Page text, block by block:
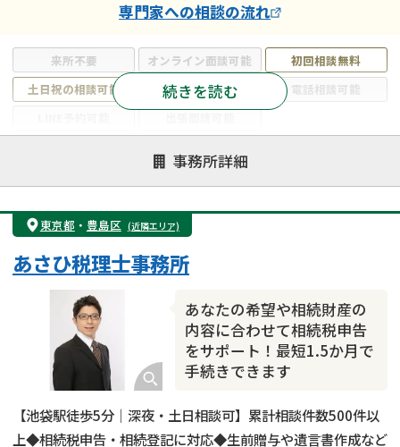
来所不要 オンライン面談可能
初回相談無料
土日祝の相談可能
19時以降電話可能
電話相談可能
遺言書作成・遺言執行
相続放棄
相続登記
遺産分割
遺留分侵害額請求
相続税申告
相続手続き
銀行手続き
成年後見・任意後見
贈与税
相続人調査
相続トラブル
続きを読む
専門家への相談の流れ
事務所詳細
東京都 ・ 豊島区 (近隣エリア)
あなたの希望や相続財産の
内容に合わせて相続税申告
をサポート！最短1.5か月で
手続きできます
あさひ税理士事務所
【池袋駅徒歩5分｜深夜・土日相談可】累計相談件数500件以
上◆相続税申告・相続登記に対応◆生前贈与や遺言書作成など